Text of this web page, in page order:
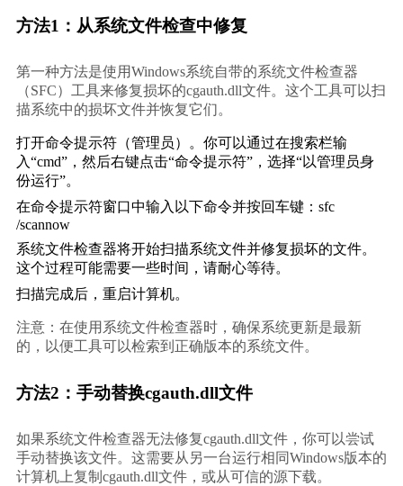
方法1：从系统文件检查中修复
第一种方法是使用Windows系统自带的系统文件检查器
（SFC）工具来修复损坏的cgauth.dll文件。这个工具可以扫
描系统中的损坏文件并恢复它们。
打开命令提示符（管理员）。你可以通过在搜索栏输
入“cmd”，然后右键点击“命令提示符”，选择“以管理员身
份运行”。
在命令提示符窗口中输入以下命令并按回车键： sfc
/scannow
系统文件检查器将开始扫描系统文件并修复损坏的文件。
这个过程可能需要一些时间，请耐心等待。
扫描完成后，重启计算机。
注意：在使用系统文件检查器时，确保系统更新是最新
的，以便工具可以检索到正确版本的系统文件。
方法2：手动替换cgauth.dll文件
如果系统文件检查器无法修复cgauth.dll文件，你可以尝试
手动替换该文件。这需要从另一台运行相同Windows版本的
计算机上复制cgauth.dll文件，或从可信的源下载。